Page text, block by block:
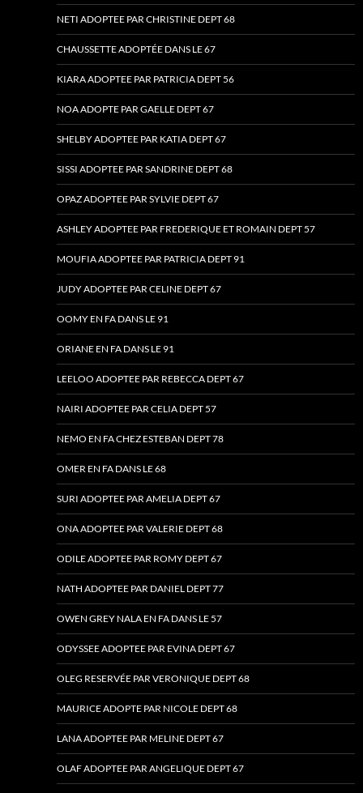
NETI ADOPTEE PAR CHRISTINE DEPT 68
CHAUSSETTE ADOPTÉE DANS LE 67
KIARA ADOPTEE PAR PATRICIA DEPT 56
NOA ADOPTE PAR GAELLE DEPT 67
SHELBY ADOPTEE PAR KATIA DEPT 67
SISSI ADOPTEE PAR SANDRINE DEPT 68
OPAZ ADOPTEE PAR SYLVIE DEPT 67
ASHLEY ADOPTEE PAR FREDERIQUE ET ROMAIN DEPT 57
MOUFIA ADOPTEE PAR PATRICIA DEPT 91
JUDY ADOPTEE PAR CELINE DEPT 67
OOMY EN FA DANS LE 91
ORIANE EN FA DANS LE 91
LEELOO ADOPTEE PAR REBECCA DEPT 67
NAIRI ADOPTEE PAR CELIA DEPT 57
NEMO EN FA CHEZ ESTEBAN DEPT 78
OMER EN FA DANS LE 68
SURI ADOPTEE PAR AMELIA DEPT 67
ONA ADOPTEE PAR VALERIE DEPT 68
ODILE ADOPTEE PAR ROMY DEPT 67
NATH ADOPTEE PAR DANIEL DEPT 77
OWEN GREY NALA EN FA DANS LE 57
ODYSSEE ADOPTEE PAR EVINA DEPT 67
OLEG RESERVÉE PAR VERONIQUE DEPT 68
MAURICE ADOPTE PAR NICOLE DEPT 68
LANA ADOPTEE PAR MELINE DEPT 67
OLAF ADOPTEE PAR ANGELIQUE DEPT 67